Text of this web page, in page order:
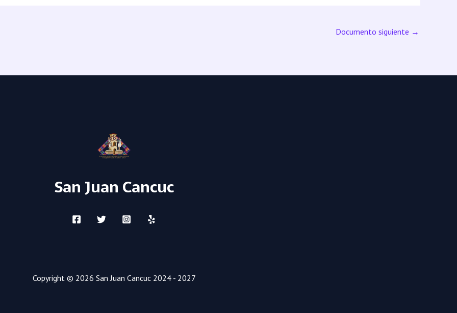
Documento siguiente →
San Juan Cancuc
Copyright © 2026 San Juan Cancuc 2024 - 2027